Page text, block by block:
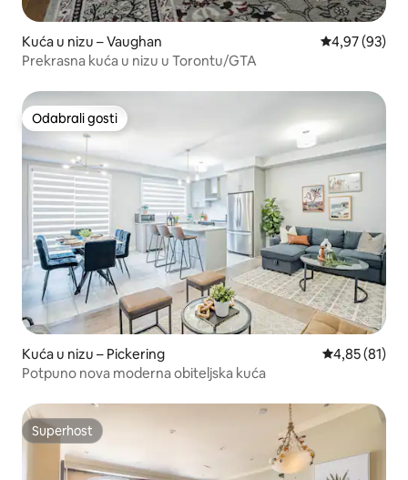
Kuća u nizu – Vaughan Prosječna
4,97 (93)
Prekrasna kuća u nizu u Torontu/GTA
Odabrali gosti
Odabrali gosti
Kuća u nizu – Pickering Prosječna
4,85 (81)
Potpuno nova moderna obiteljska kuća
Superhost
Superhost